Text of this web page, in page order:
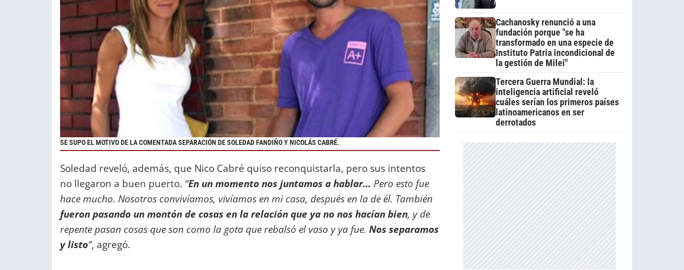
SE SUPO EL MOTIVO DE LA COMENTADA SEPARACIÓN DE SOLEDAD FANDIÑO Y NICOLÁS CABRÉ.
Soledad reveló, además, que Nico Cabré quiso reconquistarla, pero sus intentos
no llegaron a buen puerto. “En un momento nos juntamos a hablar… Pero esto fue
hace mucho. Nosotros convivíamos, vivíamos en mi casa, después en la de él. También
fueron pasando un montón de cosas en la relación que ya no nos hacían bien, y de
repente pasan cosas que son como la gota que rebalsó el vaso y ya fue. Nos separamos
y listo”, agregó.
Cachanosky renunció a una
fundación porque "se ha
transformado en una especie de
Instituto Patria incondicional de
la gestión de Milei"
Tercera Guerra Mundial: la
inteligencia artificial reveló
cuáles serían los primeros países
latinoamericanos en ser
derrotados